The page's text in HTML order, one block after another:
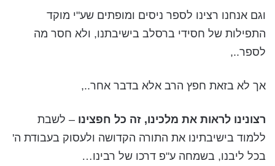
וגם אנחנו רצינו לספר ניסים ומופתים שע"י מוקד
התפילות של חסידי ברסלב בישיבתנו, ולא חסר מה
לספר..,
אך לא בזאת חפץ הרב אלא בדבר אחר..,
רצונינו לראות את מלכינו, זה כל חפצינו – לשבת
ללמוד בישיבתינו את התורה הקדושה ולעסוק בעבודת ה'
בכל ליבנו, בשמחה ע"פ דרכו של רבינו…